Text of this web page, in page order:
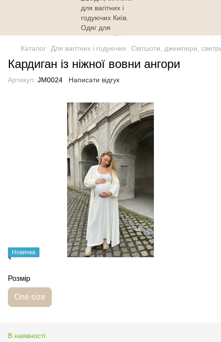
Каталог Для вагітних і годуючих Світшоти, джемпери,
Кардиган із ніжної вовни ангори
Артикул: JM0024 Написати відгук
Новинка
Розмір
One size
В наявності